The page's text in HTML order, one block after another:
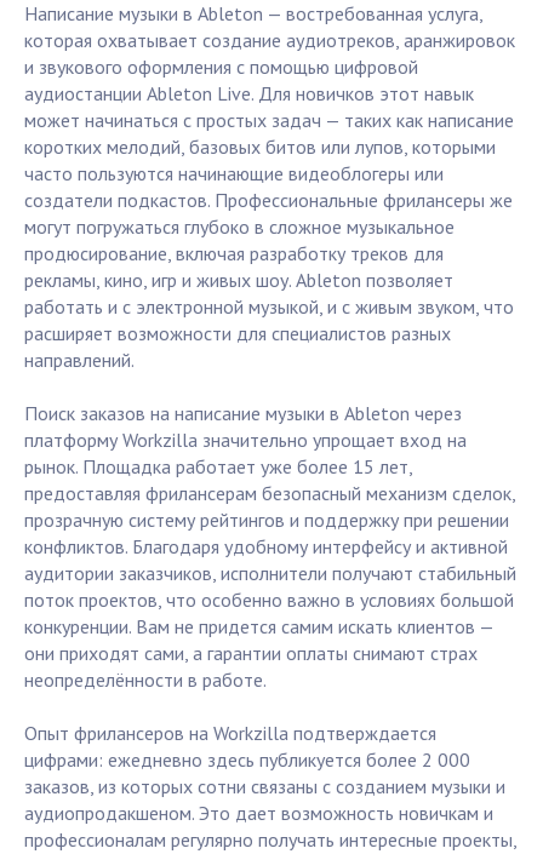
Написание музыки в Ableton — востребованная услуга,
которая охватывает создание аудиотреков, аранжировок
и звукового оформления с помощью цифровой
аудиостанции Ableton Live. Для новичков этот навык
может начинаться с простых задач — таких как написание
коротких мелодий, базовых битов или лупов, которыми
часто пользуются начинающие видеоблогеры или
создатели подкастов. Профессиональные фрилансеры же
могут погружаться глубоко в сложное музыкальное
продюсирование, включая разработку треков для
рекламы, кино, игр и живых шоу. Ableton позволяет
работать и с электронной музыкой, и с живым звуком, что
расширяет возможности для специалистов разных
направлений.
Поиск заказов на написание музыки в Ableton через
платформу Workzilla значительно упрощает вход на
рынок. Площадка работает уже более 15 лет,
предоставляя фрилансерам безопасный механизм сделок,
прозрачную систему рейтингов и поддержку при решении
конфликтов. Благодаря удобному интерфейсу и активной
аудитории заказчиков, исполнители получают стабильный
поток проектов, что особенно важно в условиях большой
конкуренции. Вам не придется самим искать клиентов —
они приходят сами, а гарантии оплаты снимают страх
неопределённости в работе.
Опыт фрилансеров на Workzilla подтверждается
цифрами: ежедневно здесь публикуется более 2 000
заказов, из которых сотни связаны с созданием музыки и
аудиопродакшеном. Это дает возможность новичкам и
профессионалам регулярно получать интересные проекты,